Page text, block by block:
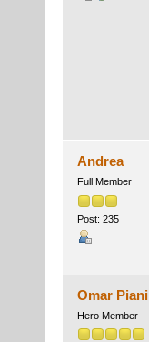
Andrea
Full Member
Post: 235
Omar Piani
Hero Member